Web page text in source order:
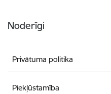
Noderīgi
Privātuma politika
Piekļūstamība